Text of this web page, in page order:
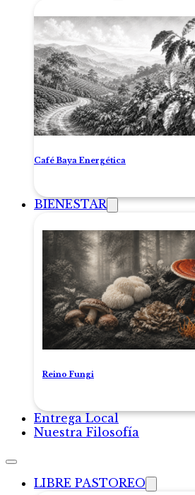
Café Baya Energética
BIENESTAR
Reino Fungi
Entrega Local
Nuestra Filosofía
LIBRE PASTOREO